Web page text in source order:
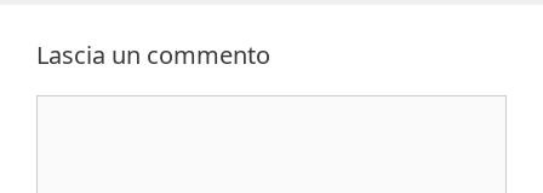
Lascia un commento